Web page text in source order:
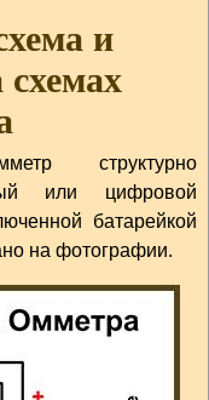
и
схемах
структурно
или цифровой
батарейкой
на фотографии.